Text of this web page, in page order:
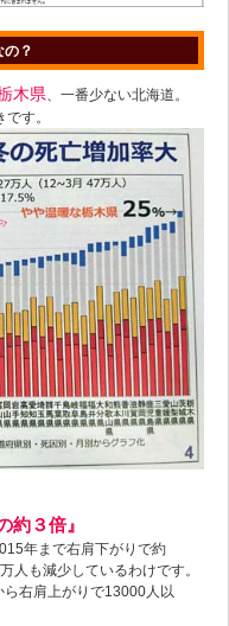
？
木県 、一番少ない北海道。
す。
約３倍』
年まで右肩下がりで約
人も減少しているわけです。
右肩上がりで13000人以